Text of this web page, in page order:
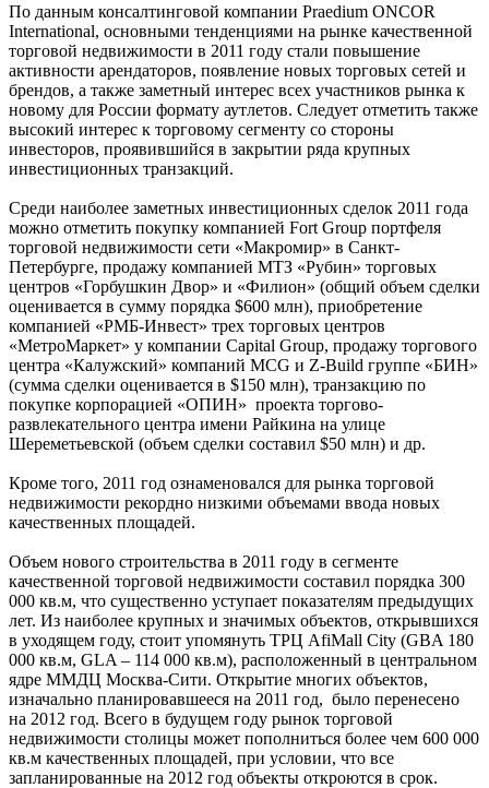
По данным консалтинговой компании Praedium ONCOR
International, основными тенденциями на рынке качественной
торговой недвижимости в 2011 году стали повышение
активности арендаторов, появление новых торговых сетей и
брендов, а также заметный интерес всех участников рынка к
новому для России формату аутлетов. Следует отметить также
высокий интерес к торговому сегменту со стороны
инвесторов, проявившийся в закрытии ряда крупных
инвестиционных транзакций.
Среди наиболее заметных инвестиционных сделок 2011 года
можно отметить покупку компанией Fort Group портфеля
торговой недвижимости сети «Макромир» в Санкт-
Петербурге, продажу компанией МТЗ «Рубин» торговых
центров «Горбушкин Двор» и «Филион» (общий объем сделки
оценивается в сумму порядка $600 млн), приобретение
компанией «РМБ-Инвест» трех торговых центров
«МетроМаркет» у компании Capital Group, продажу торгового
центра «Калужский» компаний MCG и Z-Build группе «БИН»
(сумма сделки оценивается в $150 млн), транзакцию по
покупке корпорацией «ОПИН» проекта торгово-
развлекательного центра имени Райкина на улице
Шереметьевской (объем сделки составил $50 млн) и др.
Кроме того, 2011 год ознаменовался для рынка торговой
недвижимости рекордно низкими объемами ввода новых
качественных площадей.
Объем нового строительства в 2011 году в сегменте
качественной торговой недвижимости составил порядка 300
000 кв.м, что существенно уступает показателям предыдущих
лет. Из наиболее крупных и значимых объектов, открывшихся
в уходящем году, стоит упомянуть ТРЦ AfiMall City (GBA 180
000 кв.м, GLA – 114 000 кв.м), расположенный в центральном
ядре ММДЦ Москва-Сити. Открытие многих объектов,
изначально планировавшееся на 2011 год, было перенесено
на 2012 год. Всего в будущем году рынок торговой
недвижимости столицы может пополниться более чем 600 000
кв.м качественных площадей, при условии, что все
запланированные на 2012 год объекты откроются в срок.